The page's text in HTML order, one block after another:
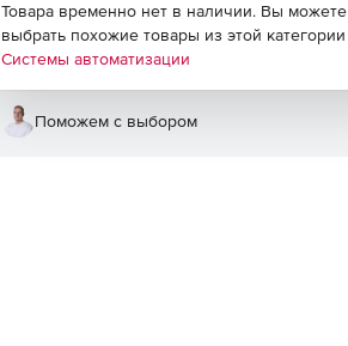
Товара временно нет в наличии. Вы можете
выбрать похожие товары из этой категории
Системы автоматизации
Поможем с выбором